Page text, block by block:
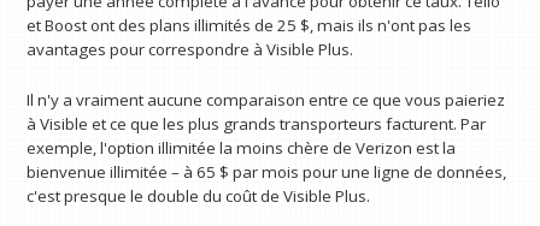
et Boost ont des plans illimités de 25 $, mais ils n'ont pas les
avantages pour correspondre à Visible Plus.
Il n'y a vraiment aucune comparaison entre ce que vous paieriez
à Visible et ce que les plus grands transporteurs facturent. Par
exemple, l'option illimitée la moins chère de Verizon est la
bienvenue illimitée – à 65 $ par mois pour une ligne de données,
c'est presque le double du coût de Visible Plus.